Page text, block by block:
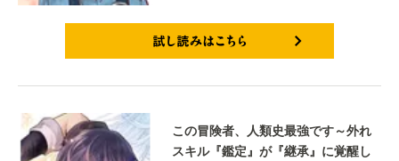
この冒険者、人類史最強です～外れ
スキル『鑑定』が『継承』に覚醒し